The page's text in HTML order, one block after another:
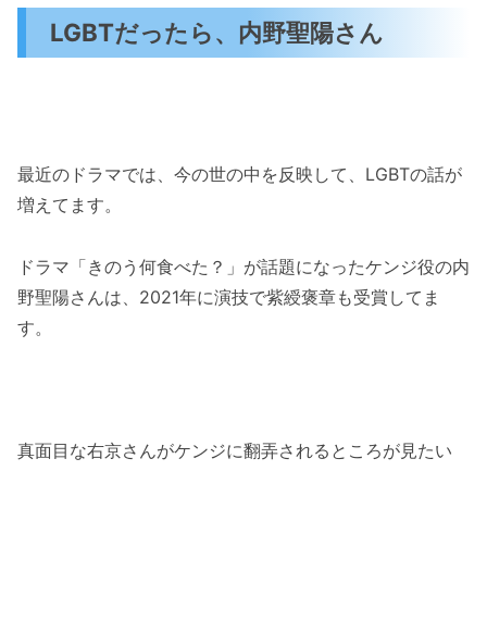
LGBTだったら、内野聖陽さん
最近のドラマでは、今の世の中を反映して、LGBTの話が
増えてます。
ドラマ「きのう何食べた？」が話題になったケンジ役の内
野聖陽さんは、2021年に演技で紫綬褒章も受賞してま
す。
真面目な右京さんがケンジに翻弄されるところが見たい